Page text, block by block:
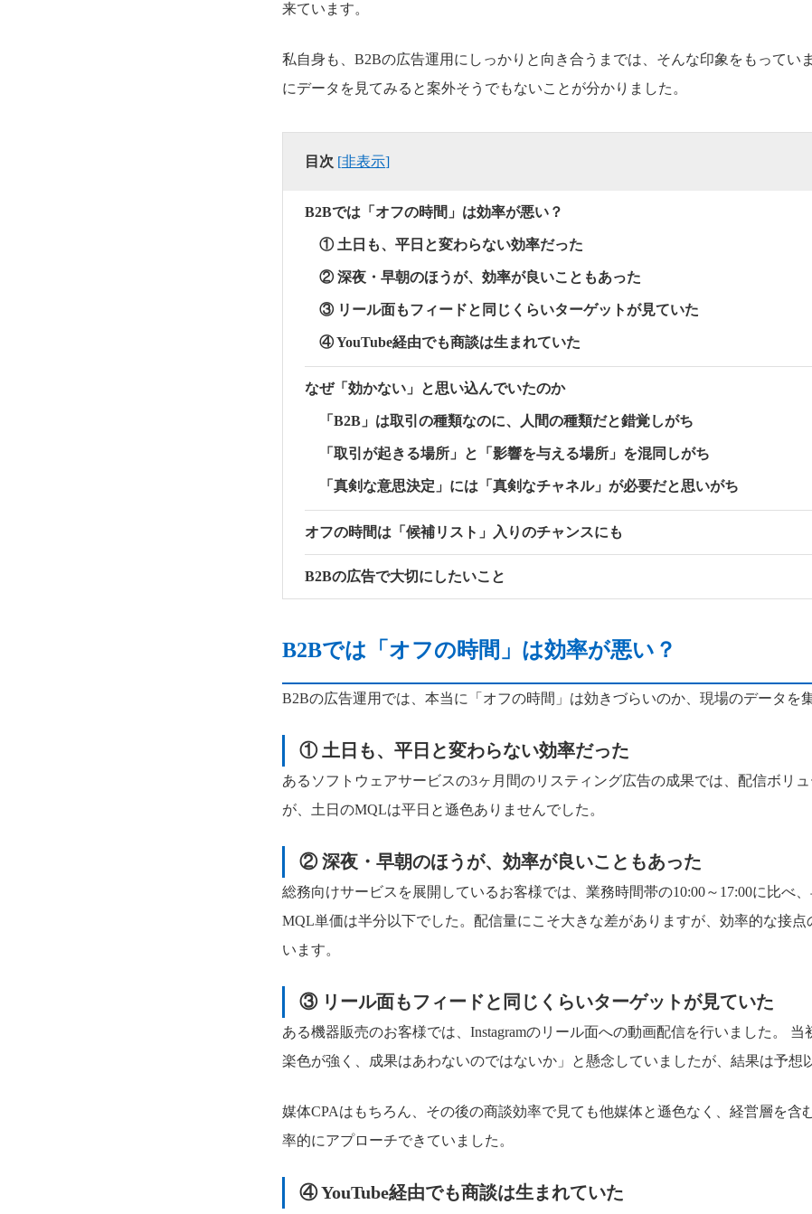
来ています。
私自身も、B2Bの広告運用にしっかりと向き合うまでは、そんな印象をもってい
にデータを見てみると案外そうでもないことが分かりました。
目次 [非表示]
B2Bでは「オフの時間」は効率が悪い？
① 土日も、平日と変わらない効率だった
② 深夜・早朝のほうが、効率が良いこともあった
③ リール面もフィードと同じくらいターゲットが見ていた
④ YouTube経由でも商談は生まれていた
なぜ「効かない」と思い込んでいたのか
「B2B」は取引の種類なのに、人間の種類だと錯覚しがち
「取引が起きる場所」と「影響を与える場所」を混同しがち
「真剣な意思決定」には「真剣なチャネル」が必要だと思いがち
オフの時間は「候補リスト」入りのチャンスにも
B2Bの広告で大切にしたいこと
B2Bでは「オフの時間」は効率が悪い？
B2Bの広告運用では、本当に「オフの時間」は効きづらいのか、現場のデータを
① 土日も、平日と変わらない効率だった
あるソフトウェアサービスの3ヶ月間のリスティング広告の成果では、配信ボリ
が、土日のMQLは平日と遜色ありませんでした。
② 深夜・早朝のほうが、効率が良いこともあった
総務向けサービスを展開しているお客様では、業務時間帯の10:00～17:00に比べ
MQL単価は半分以下でした。配信量にこそ大きな差がありますが、効率的な接点
います。
③ リール面もフィードと同じくらいターゲットが見ていた
ある機器販売のお客様では、Instagramのリール面への動画配信を行いました。 当
楽色が強く、成果はあわないのではないか」と懸念していましたが、結果は予想
媒体CPAはもちろん、その後の商談効率で見ても他媒体と遜色なく、経営層を含
率的にアプローチできていました。
④ YouTube経由でも商談は生まれていた